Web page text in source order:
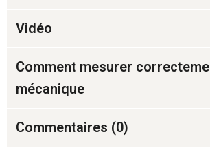
Vidéo
Comment mesurer
mécanique
Commentaires (0)